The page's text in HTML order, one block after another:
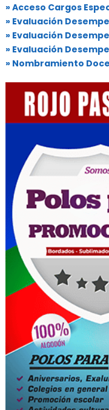
» Acceso Cargos
» Evaluación
» Evaluación
» Evaluación
» Nombramiento